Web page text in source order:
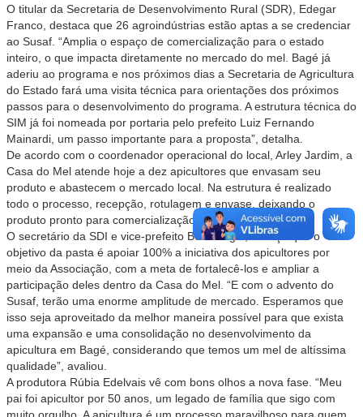
O titular da Secretaria de Desenvolvimento Rural (SDR), Edegar
Franco, destaca que 26 agroindústrias estão aptas a se credenciar
ao Susaf. “Amplia o espaço de comercialização para o estado
inteiro, o que impacta diretamente no mercado do mel. Bagé já
aderiu ao programa e nos próximos dias a Secretaria de Agricultura
do Estado fará uma visita técnica para orientações dos próximos
passos para o desenvolvimento do programa. A estrutura técnica do
SIM já foi nomeada por portaria pelo prefeito Luiz Fernando
Mainardi, um passo importante para a proposta”, detalha.
De acordo com o coordenador operacional do local, Arley Jardim, a
Casa do Mel atende hoje a dez apicultores que envasam seu
produto e abastecem o mercado local. Na estrutura é realizado
todo o processo, recepção, rotulagem e envase, deixando o
produto pronto para comercialização.
O secretário da SDI e vice-prefeito Beto Alagia, reforça que o
objetivo da pasta é apoiar 100% a iniciativa dos apicultores por
meio da Associação, com a meta de fortalecê-los e ampliar a
participação deles dentro da Casa do Mel. “E com o advento do
Susaf, terão uma enorme amplitude de mercado. Esperamos que
isso seja aproveitado da melhor maneira possível para que exista
uma expansão e uma consolidação no desenvolvimento da
apicultura em Bagé, considerando que temos um mel de altíssima
qualidade”, avaliou.
A produtora Rúbia Edelvais vê com bons olhos a nova fase. “Meu
pai foi apicultor por 50 anos, um legado de família que sigo com